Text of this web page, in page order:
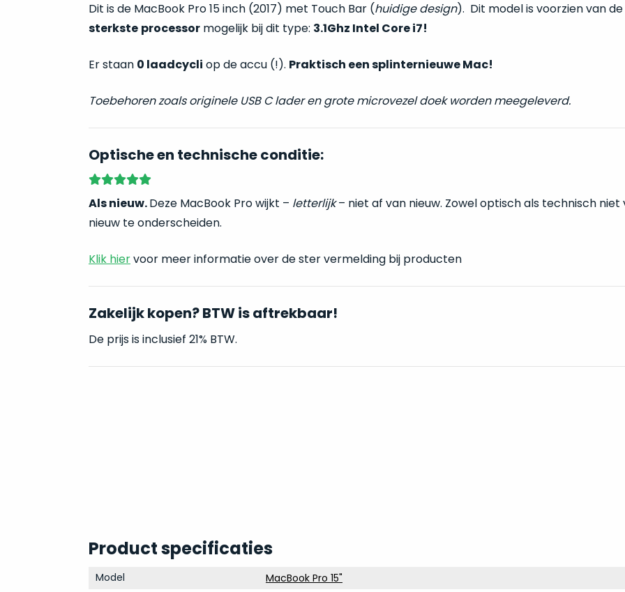
Dit is de MacBook Pro 15 inch (2017) met Touch Bar (huidige design). Dit model is voorzien van de
sterkste processormogelijk bij dit type: 3.1Ghz Intel Core i7!
Er staan 0 laadcycli op de accu (!). Praktisch een splinternieuwe Mac!
Toebehoren zoals originele USB C lader en grote microvezel doek worden meegeleverd.
Optische en technische conditie:
Als nieuw.Deze MacBook Pro wijkt – letterlijk– niet af van nieuw. Zowel optisch als technisch niet
nieuw te onderscheiden.
Klik hiervoor meer informatie over de ster vermelding bij producten
Zakelijk kopen? BTW is aftrekbaar!
De prijs is inclusief 21% BTW.
Product specificaties
Model
MacBook Pro 15"